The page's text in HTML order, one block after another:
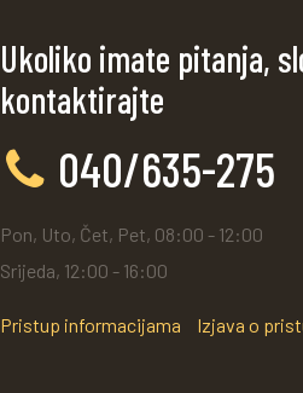
Ukoliko imate pitanja,
kontaktirajte
040/635-275
Pon, Uto, Čet, Pet, 08:00 - 12:00
Srijeda, 12:00 - 16:00
Pristup informacijama Izjava o